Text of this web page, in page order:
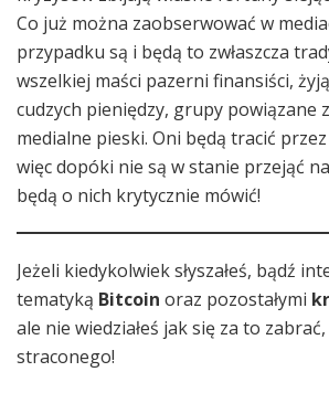
Co już można zaobserwować w
przypadku są i będą to zwłaszcza
wszelkiej maści pazerni finansiści,
cudzych pieniędzy, grupy powiązane
medialne pieski. Oni będą tracić
więc dopóki nie są w stanie przejąć
będą o nich krytycznie mówić!
Jeżeli kiedykolwiek słyszałeś, bądź
tematyką Bitcoin oraz pozostałymi
ale nie wiedziałeś jak się za to
straconego!